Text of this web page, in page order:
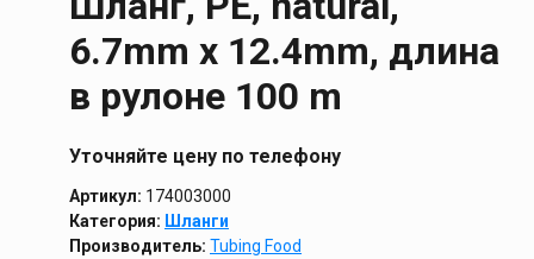
6.7mm x 12.4mm, длина
в рулоне 100 m
Уточняйте цену по телефону
Артикул: 174003000
Категория: Шланги
Производитель: Tubing Food